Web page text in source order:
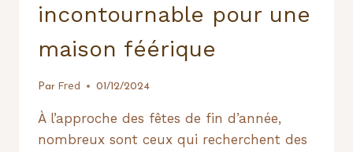
incontournable pour une
maison féérique
Par Fred 01/12/2024
À l’approche des fêtes de fin d’année,
nombreux sont ceux qui recherchent des